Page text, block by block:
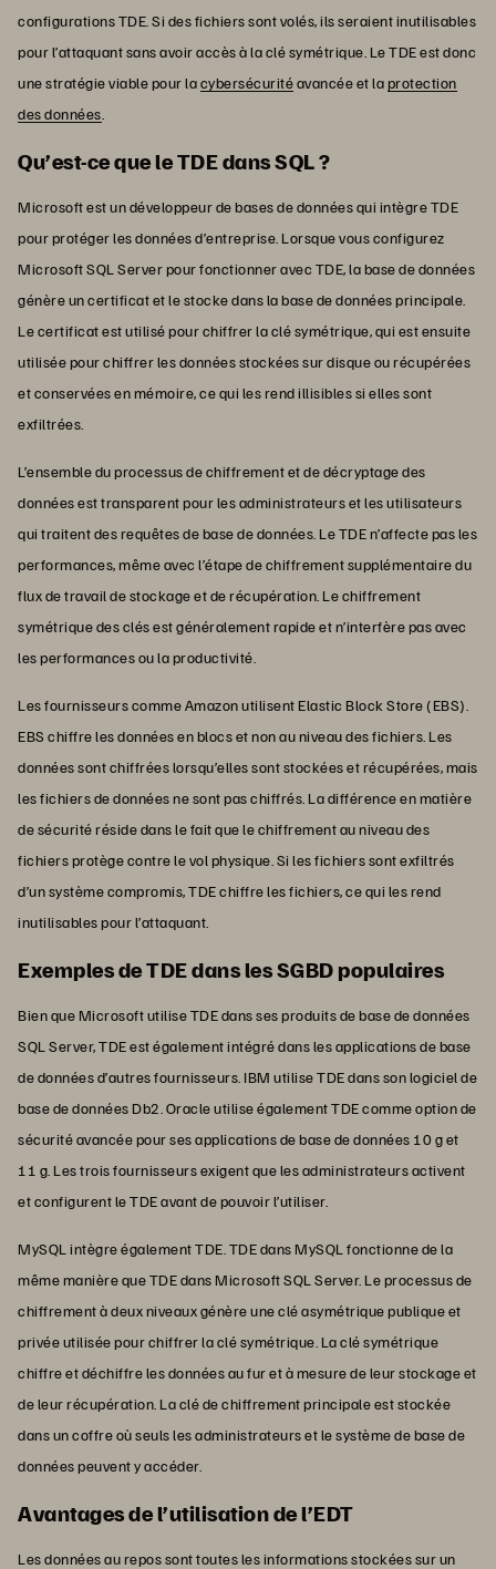
configurations TDE. Si des fichiers sont volés, ils seraient inutilisables
pour l’attaquant sans avoir accès à la clé symétrique. Le TDE est donc
une stratégie viable pour lacybersécuritéavancée et laprotection
des données
Qu’est-ce que le TDE dans SQL ?
Microsoft est un développeur de bases de données qui intègre TDE
pour protéger les données d’entreprise. Lorsque vous configurez
Microsoft SQL Server pour fonctionner avec TDE, la base de données
génère un certificat et le stocke dans la base de données principale.
Le certificat est utilisé pour chiffrer la clé symétrique, qui est ensuite
utilisée pour chiffrer les données stockées sur disque ou récupérées
et conservées en mémoire, ce qui les rend illisibles si elles sont
exfiltrées.
L’ensemble du processus de chiffrement et de décryptage des
données est transparent pour les administrateurs et les utilisateurs
qui traitent des requêtes de base de données. Le TDE n’affecte pas les
performances, même avec l’étape de chiffrement supplémentaire du
flux de travail de stockage et de récupération. Le chiffrement
symétrique des clés est généralement rapide et n’interfère pas avec
les performances ou la productivité.
Les fournisseurs comme Amazon utilisent Elastic Block Store (EBS).
EBS chiffre les données en blocs et non au niveau des fichiers. Les
données sont chiffrées lorsqu’elles sont stockées et récupérées, mais
les fichiers de données ne sont pas chiffrés. La différence en matière
de sécurité réside dans le fait que le chiffrement au niveau des
fichiers protège contre le vol physique. Si les fichiers sont exfiltrés
d’un système compromis, TDE chiffre les fichiers, ce qui les rend
inutilisables pour l’attaquant.
Exemples de TDE dans les SGBD populaires
Bien que Microsoft utilise TDE dans ses produits de base de données
SQL Server, TDE est également intégré dans les applications de base
de données d’autres fournisseurs. IBM utilise TDE dans son logiciel de
base de données Db2. Oracle utilise également TDE comme option de
sécurité avancée pour ses applications de base de données 10 g et
11 g. Les trois fournisseurs exigent que les administrateurs activent
et configurent le TDE avant de pouvoir l’utiliser.
MySQL intègre également TDE. TDE dans MySQL fonctionne de la
même manière que TDE dans Microsoft SQL Server. Le processus de
chiffrement à deux niveaux génère une clé asymétrique publique et
privée utilisée pour chiffrer la clé symétrique. La clé symétrique
chiffre et déchiffre les données au fur et à mesure de leur stockage et
de leur récupération. La clé de chiffrement principale est stockée
dans un coffre où seuls les administrateurs et le système de base de
données peuvent y accéder.
Avantages de l’utilisation de l’EDT
Les données au repos sont toutes les informations stockées sur un